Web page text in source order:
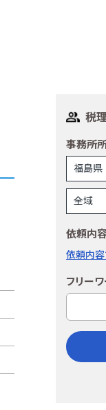
税
事務所
依頼内
依頼内
フリー